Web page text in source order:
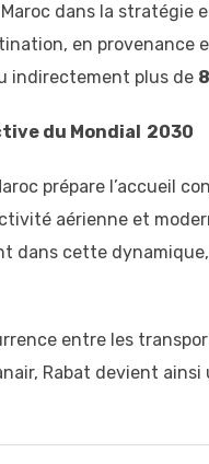
dans la
en provenance
indirectement plus de
du Mondial 2030
prépare l’accueil
aérienne et
dans cette
entre les
Rabat devient